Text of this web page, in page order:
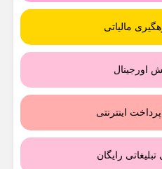
مالیاتی
اورجینال
اینترنتی
رایگان